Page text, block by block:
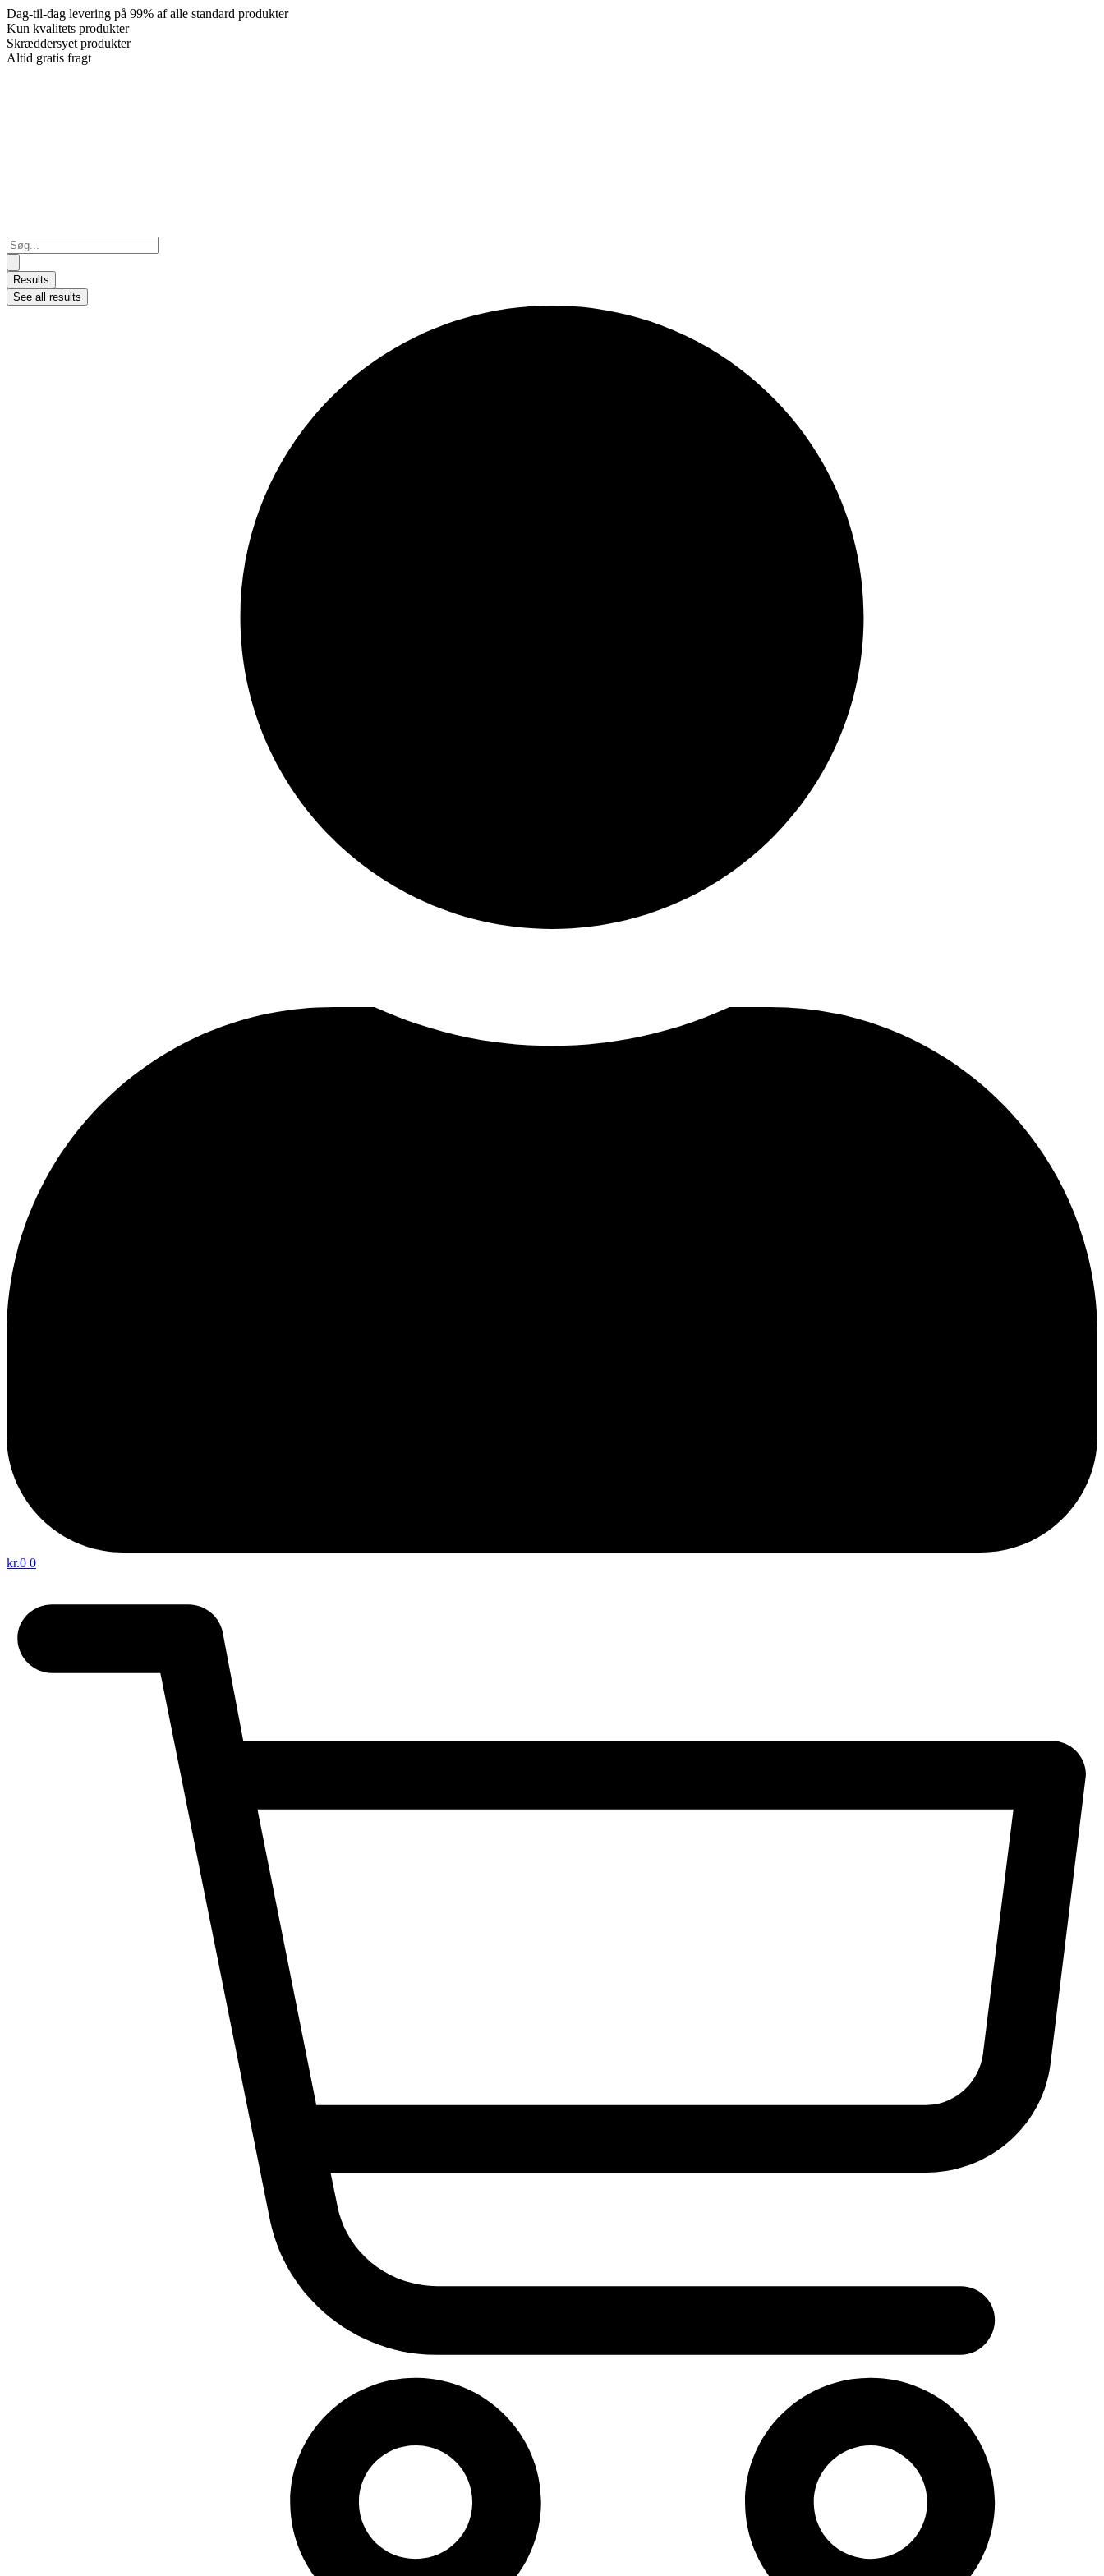
Dag-til-dag levering på 99% af alle standard produkter
Kun kvalitets produkter
Skræddersyet produkter
Altid gratis fragt
Search
...
Results
See all results
kr.0 0